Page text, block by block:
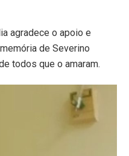
agradece o apoio e
de Severino
todos que o amaram.